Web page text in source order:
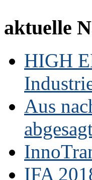
aktuelle
HIGH
Aus
IFA